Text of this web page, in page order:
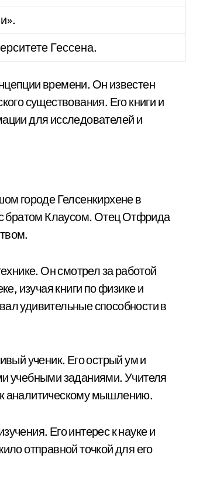
Гессена.
времени. Он известен
существования. Его книги и
для исследователей и
городе Гелсенкирхене в
братом Клаусом. Отец Отфрида
Он смотрел за работой
изучая книги по физике и
удивительные способности в
ученик. Его острый ум и
учебными заданиями. Учителя
аналитическому мышлению.
Его интерес к науке и
отправной точкой для его